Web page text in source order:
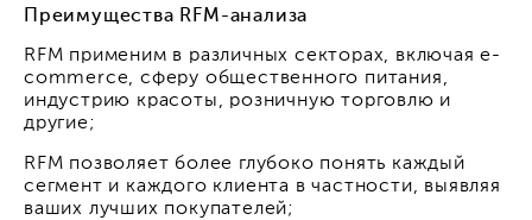
Преимущества RFM-анализа
RFM применим в различных секторах, включая e-
commerce, сферу общественного питания,
индустрию красоты, розничную торговлю и
другие;
RFM позволяет более глубоко понять каждый
сегмент и каждого клиента в частности, выявляя
ваших лучших покупателей;